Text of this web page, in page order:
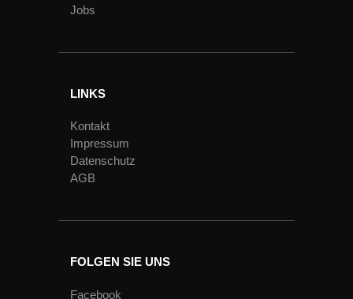
Jobs
LINKS
Kontakt
Impressum
Datenschutz
AGB
FOLGEN SIE UNS
Facebook